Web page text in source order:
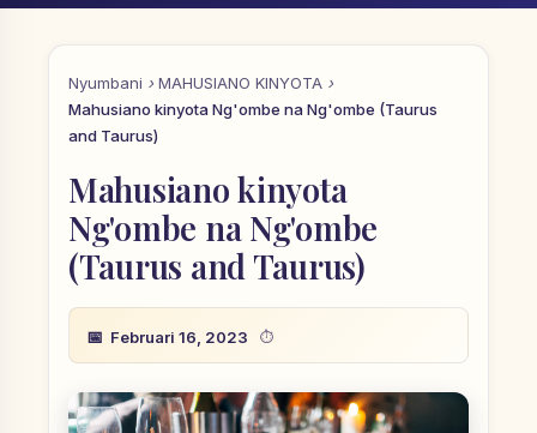
Nyumbani
MAHUSIANO KINYOTA
Mahusiano kinyota Ng'ombe na Ng'ombe (Taurus
and Taurus)
Mahusiano kinyota
Ng'ombe na Ng'ombe
(Taurus and Taurus)
Februari 16, 2023